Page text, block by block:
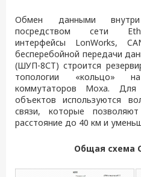
Обмен данными
посредством сети
интерфейсы LonWorks,
бесперебойной передачи
(ШУП-8СТ) строится
топологии «кольцо»
коммутаторов Moxa. Для
объектов используются
связи, которые
расстояние до 40 км и
Общая схема